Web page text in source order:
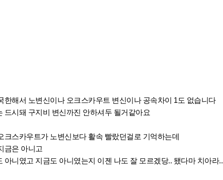
한해서 노변신이나 오크스카우트 변신이나 공속차이 1도 없습니다
드시돼 구지비 변신까진 안하셔두 될거같아요
크스카우트가 노변신보다 활속 빨랐던걸로 기억하는데
금은 아니고
아니였고 지금도 아니였는지 이젠 나도 잘 모르겠당.. 됐다마 치아라..